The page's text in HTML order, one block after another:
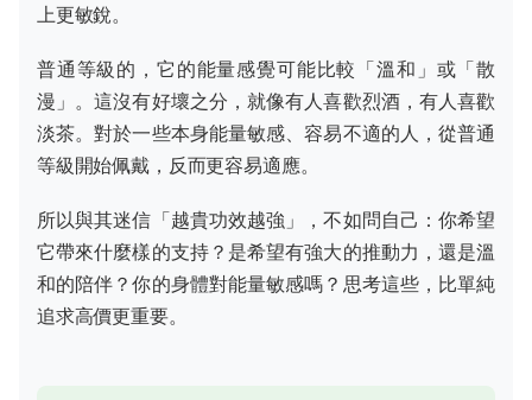
上更敏銳。
普通等級的，它的能量感覺可能比較「溫和」或「散
漫」。這沒有好壞之分，就像有人喜歡烈酒，有人喜歡
淡茶。對於一些本身能量敏感、容易不適的人，從普通
等級開始佩戴，反而更容易適應。
所以與其迷信「越貴功效越強」，不如問自己：你希望
它帶來什麼樣的支持？是希望有強大的推動力，還是溫
和的陪伴？你的身體對能量敏感嗎？思考這些，比單純
追求高價更重要。